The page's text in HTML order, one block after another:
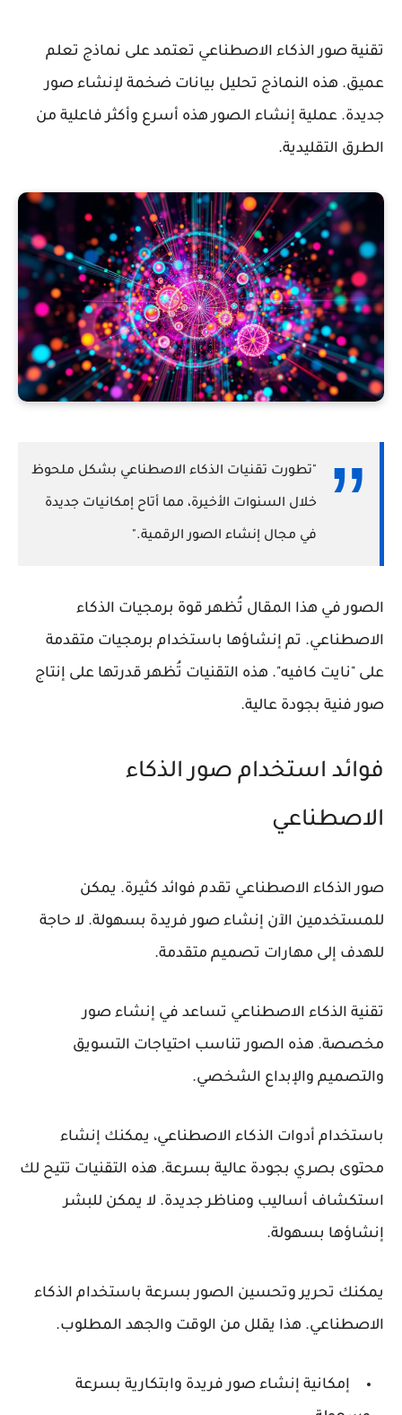
تقنية صور الذكاء الاصطناعي تعتمد على نماذج تعلم
عميق. هذه النماذج تحليل بيانات ضخمة لإنشاء صور
جديدة. عملية إنشاء الصور هذه أسرع وأكثر فاعلية من
الطرق التقليدية.
"تطورت تقنيات الذكاء الاصطناعي بشكل ملحوظ
خلال السنوات الأخيرة، مما أتاح إمكانيات جديدة
في مجال إنشاء الصور الرقمية."
الصور في هذا المقال تُظهر قوة برمجيات الذكاء
الاصطناعي. تم إنشاؤها باستخدام برمجيات متقدمة
على "نايت كافيه". هذه التقنيات تُظهر قدرتها على إنتاج
صور فنية بجودة عالية.
فوائد استخدام صور الذكاء
الاصطناعي
صور الذكاء الاصطناعي تقدم فوائد كثيرة. يمكن
للمستخدمين الآن إنشاء صور فريدة بسهولة. لا حاجة
للهدف إلى مهارات تصميم متقدمة.
تقنية الذكاء الاصطناعي تساعد في إنشاء صور
مخصصة. هذه الصور تناسب احتياجات التسويق
والتصميم والإبداع الشخصي.
باستخدام أدوات الذكاء الاصطناعي، يمكنك إنشاء
محتوى بصري بجودة عالية بسرعة. هذه التقنيات تتيح لك
استكشاف أساليب ومناظر جديدة. لا يمكن للبشر
إنشاؤها بسهولة.
يمكنك تحرير وتحسين الصور بسرعة باستخدام الذكاء
الاصطناعي. هذا يقلل من الوقت والجهد المطلوب.
إمكانية إنشاء صور فريدة وابتكارية بسرعة